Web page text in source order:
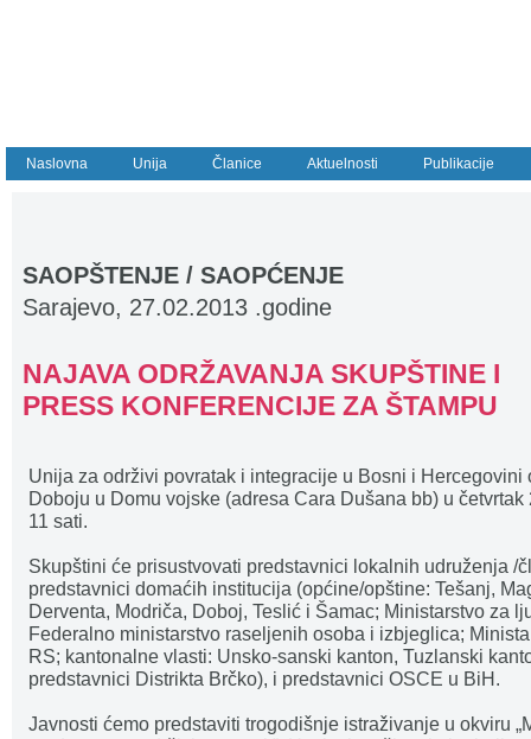
Naslovna Unija Članice Aktuelnosti Publikacije
SAOPŠTENJE / SAOPĆENJE
Sarajevo, 27.02.2013 .godine
NAJAVA ODRŽAVANJA SKUPŠTINE I
PRESS KONFERENCIJE ZA ŠTAMPU
Unija za održivi povratak i integracije u Bosni i
Doboju u Domu vojske (adresa Cara Dušana bb) u
11 sati.
Skupštini će prisustvovati predstavnici lokalnih udruženja /
predstavnici domaćih institucija (općine/opštine: Tešanj,
Derventa, Modriča, Doboj, Teslić i Šamac; Ministarstvo za
Federalno ministarstvo raseljenih osoba i izbjeglica;
RS; kantonalne vlasti: Unsko-sanski kanton, Tuzlanski
predstavnici Distrikta Brčko), i predstavnici OSCE u BiH.
Javnosti ćemo predstaviti trogodišnje istraživanje u okviru